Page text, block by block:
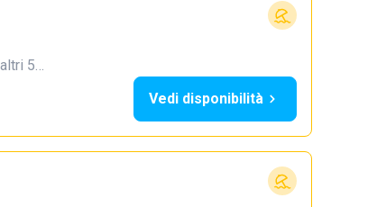
5…
Vedi disponibilità